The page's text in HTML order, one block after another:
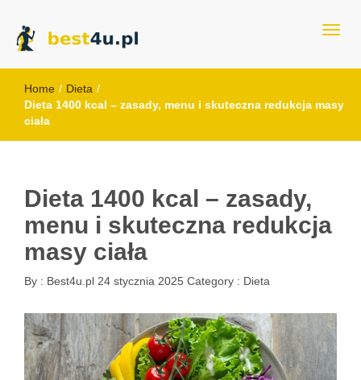
best4u.pl
Home / Dieta /
Dieta 1400 kcal – zasady, menu i skuteczna redukcja masy
ciała
Dieta 1400 kcal – zasady,
menu i skuteczna redukcja
masy ciała
By : Best4u.pl 24 stycznia 2025 Category : Dieta